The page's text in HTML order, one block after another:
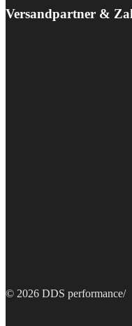
Versandpartner &
© 2026 DDS performance/